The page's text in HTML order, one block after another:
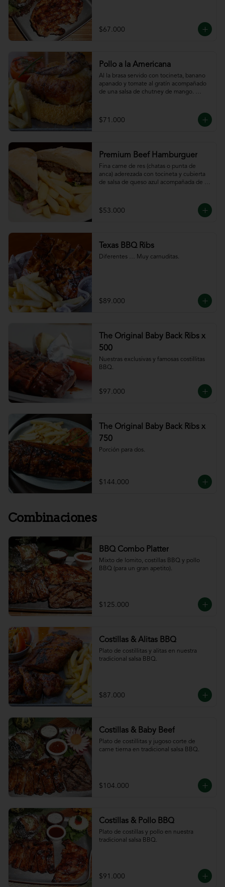
$67.000
Pollo a la Americana
Al la brasa servido con tocineta, banano
apanado y tomate al gratín acompañado
de una salsa de chutney de mango.
$71.000
Premium Beef Hamburguer
Fina carne de res (chatas o punta de
anca) aderezada con tocineta y cubierta
de salsa de queso azul acompañada de
$53.000
Texas BBQ Ribs
Diferentes … Muy carnuditas.
$89.000
The Original Baby Back Ribs x
500
Nuestras exclusivas y famosas costillitas
BBQ.
$97.000
The Original Baby Back Ribs x
750
Porción para dos.
$144.000
Combinaciones
BBQ Combo Platter
Mixto de lomito, costillas BBQ y pollo
BBQ (para un gran apetito).
$125.000
Costillas & Alitas BBQ
Plato de costillitas y alitas en nuestra
tradicional salsa BBQ.
$87.000
Costillas & Baby Beef
Plato de costillitas y jugoso corte de
carne tierna en tradicional salsa BBQ.
$104.000
Costillas & Pollo BBQ
Plato de costillas y pollo en nuestra
tradicional salsa BBQ.
$91.000